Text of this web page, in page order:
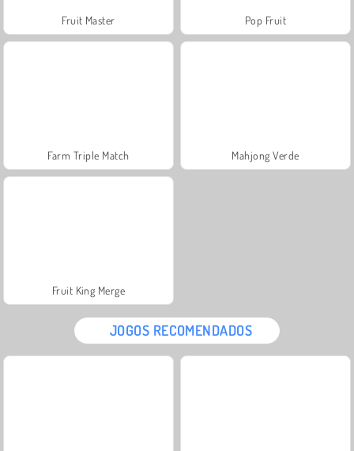
Fruit Master Pop Fruit
Farm Triple Match Mahjong Verde
Fruit King Merge
JOGOS RECOMENDADOS